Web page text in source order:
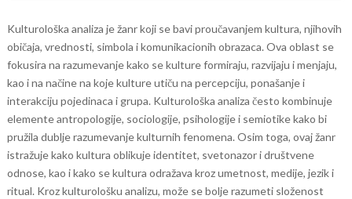
Kulturološka analiza je žanr koji se bavi proučavanjem kultura, njihovih
običaja, vrednosti, simbola i komunikacionih obrazaca. Ova oblast se
fokusira na razumevanje kako se kulture formiraju, razvijaju i menjaju,
kao i na načine na koje kulture utiču na percepciju, ponašanje i
interakciju pojedinaca i grupa. Kulturološka analiza često kombinuje
elemente antropologije, sociologije, psihologije i semiotike kako bi
pružila dublje razumevanje kulturnih fenomena. Osim toga, ovaj žanr
istražuje kako kultura oblikuje identitet, svetonazor i društvene
odnose, kao i kako se kultura odražava kroz umetnost, medije, jezik i
ritual. Kroz kulturološku analizu, može se bolje razumeti složenost